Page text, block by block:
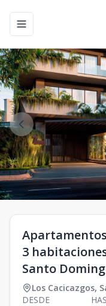
Toggle navigation
3
Santo
Los Cacicazgos,
DESDE